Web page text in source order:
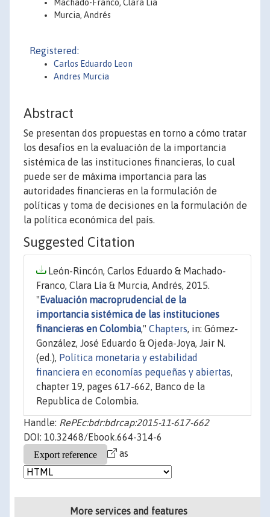
Machado-Franco, Clara Lía
Murcia, Andrés
Registered:
Carlos Eduardo Leon
Andres Murcia
Abstract
Se presentan dos propuestas en torno a cómo tratar
los desafíos en la evaluación de la importancia
sistémica de las instituciones financieras, lo cual
puede ser de máxima importancia para las
autoridades financieras en la formulación de
políticas y toma de decisiones en la formulación de
la política económica del país.
Suggested Citation
León-Rincón, Carlos Eduardo & Machado-
Franco, Clara Lía & Murcia, Andrés, 2015.
"Evaluación macroprudencial de la
importancia sistémica de las instituciones
financieras en Colombia," Chapters , in: Gómez-
González, José Eduardo & Ojeda-Joya, Jair N.
(ed.), Política monetaria y estabilidad
financiera en economías pequeñas y abiertas
chapter 19, pages 617-662, Banco de la
Republica de Colombia.
Handle: RePEc:bdr:bdrcap:2015-11-617-662
DOI: 10.32468/Ebook.664-314-6
as
More services and features